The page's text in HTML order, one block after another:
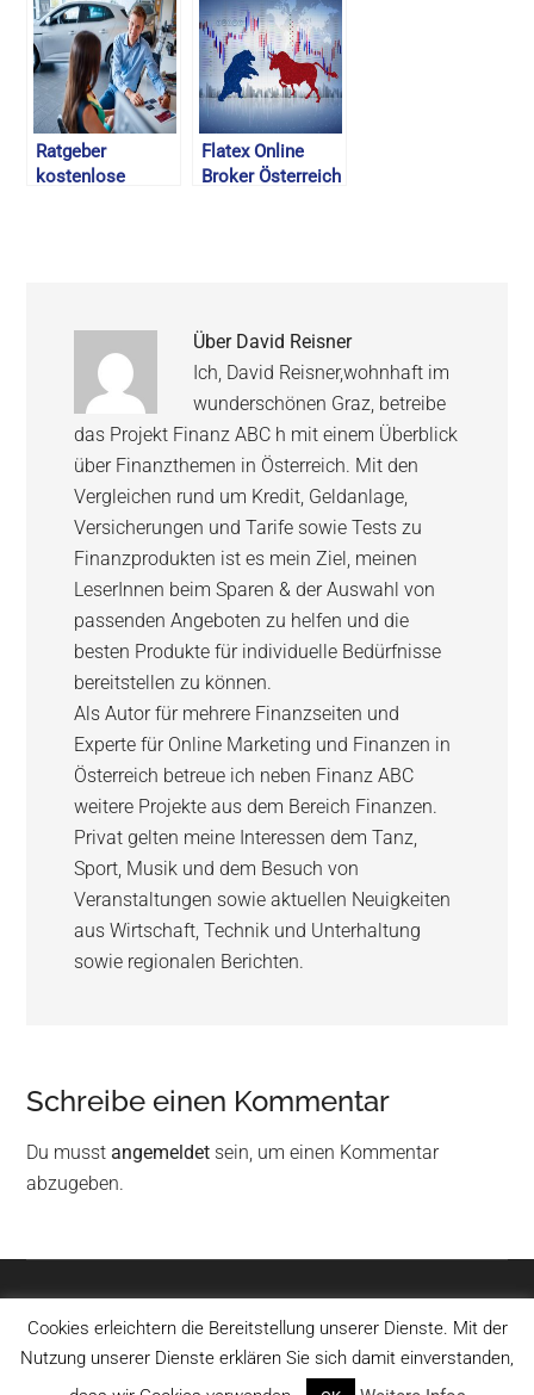
FREE Mastercard
Gold – Goldene
Kreditkarte in
Österreich –
August 2026
Dividenden Aktien
& Empfehlungen
Ratgeber
kostenlose
Flatex Online
Broker Österreich
Über David Reisner
Ich, David Reisner,wohnhaft im
wunderschönen Graz, betreibe
das Projekt Finanz ABC h mit einem Überblick
über Finanzthemen in Österreich. Mit den
Vergleichen rund um Kredit, Geldanlage,
Versicherungen und Tarife sowie Tests zu
Finanzprodukten ist es mein Ziel, meinen
LeserInnen beim Sparen & der Auswahl von
passenden Angeboten zu helfen und die
besten Produkte für individuelle Bedürfnisse
bereitstellen zu können.
Als Autor für mehrere Finanzseiten und
Experte für Online Marketing und Finanzen in
Österreich betreue ich neben Finanz ABC
weitere Projekte aus dem Bereich Finanzen.
Privat gelten meine Interessen dem Tanz,
Sport, Musik und dem Besuch von
Veranstaltungen sowie aktuellen Neuigkeiten
aus Wirtschaft, Technik und Unterhaltung
sowie regionalen Berichten.
Schreibe einen Kommentar
Du musstangemeldet sein, um einen Kommentar
abzugeben.
Cookies erleichtern die Bereitstellung unserer Dienste. Mit der
Nutzung unserer Dienste erklären Sie sich damit einverstanden,